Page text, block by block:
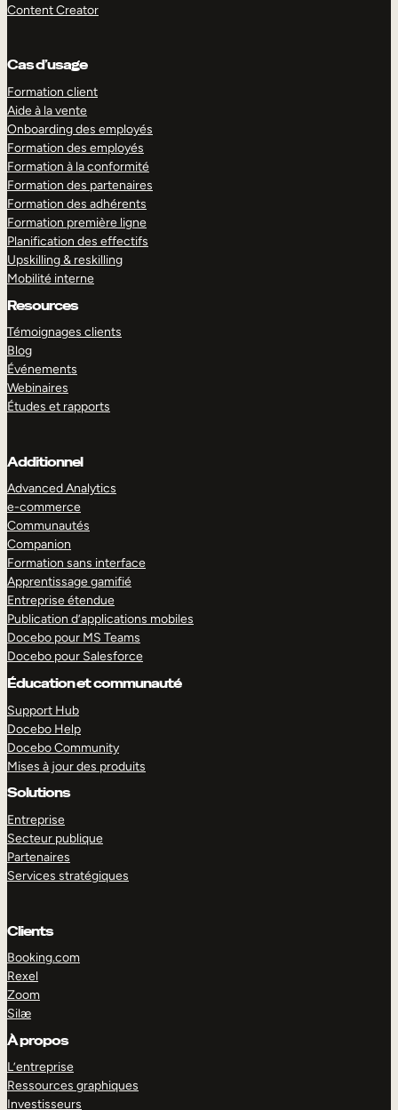
Content Creator
Cas d’usage
Formation client
Aide à la vente
Onboarding des employés
Formation des employés
Formation à la conformité
Formation des partenaires
Formation des adhérents
Formation première ligne
Planification des effectifs
Upskilling & reskilling
Mobilité interne
Resources
Témoignages clients
Blog
Événements
Webinaires
Études et rapports
Additionnel
Advanced Analytics
e-commerce
Communautés
Companion
Formation sans interface
Apprentissage gamifié
Entreprise étendue
Publication d’applications mobiles
Docebo pour MS Teams
Docebo pour Salesforce
Éducation et communauté
Support Hub
Docebo Help
Docebo Community
Mises à jour des produits
Solutions
Entreprise
Secteur publique
Partenaires
Services stratégiques
Clients
Booking.com
Rexel
Zoom
Silæ
À propos
L’entreprise
Ressources graphiques
Investisseurs